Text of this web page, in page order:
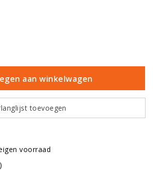
aan winkelwagen
toevoegen
voorraad